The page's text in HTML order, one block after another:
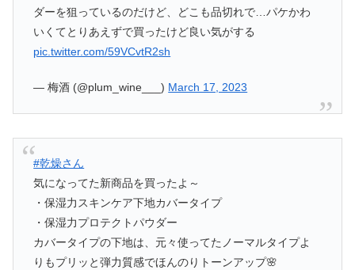
ダーを狙っているのだけど、どこも品切れで…パケかわ
いくてとりあえずで買ったけど良い気がする
pic.twitter.com/59VCvtR2sh
— 梅酒 (@plum_wine___) March 17, 2023
#乾燥さん
気になってた新商品を買ったよ～
・保湿力スキンケア下地カバータイプ
・保湿力プロテクトパウダー
カバータイプの下地は、元々使ってたノーマルタイプよ
りもプリッと弾力質感でほんのりトーンアップ🌸